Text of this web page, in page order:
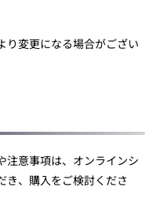
り変更になる場合がござい
注意事項は、オンラインシ
き、購入をご検討くださ